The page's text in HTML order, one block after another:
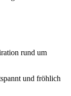
rund um
und fröhlich